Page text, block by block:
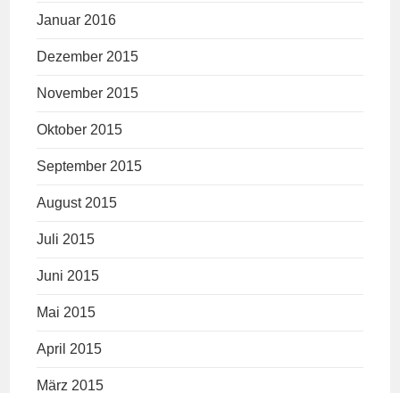
Januar 2016
Dezember 2015
November 2015
Oktober 2015
September 2015
August 2015
Juli 2015
Juni 2015
Mai 2015
April 2015
März 2015